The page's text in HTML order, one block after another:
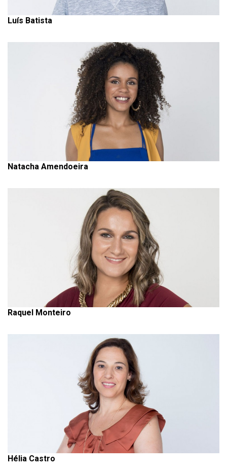
Luís Batista
Natacha Amendoeira
Raquel Monteiro
Hélia Castro